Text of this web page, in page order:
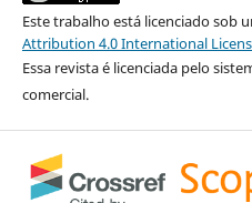
Este trabalho está licenciado sob
Attribution 4.0 International
Essa revista é licenciada pelo
comercial.